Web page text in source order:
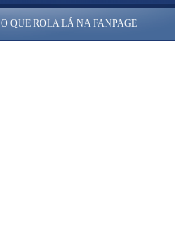
O QUE ROLA LÁ NA FANPAGE